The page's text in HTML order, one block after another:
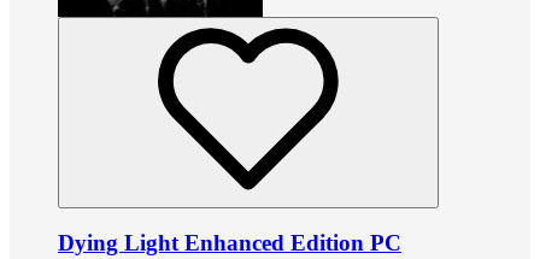
Dying Light Enhanced Edition PC